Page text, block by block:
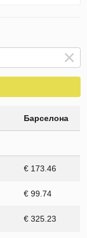
Барселона
€ 173.46
€ 99.74
€ 325.23